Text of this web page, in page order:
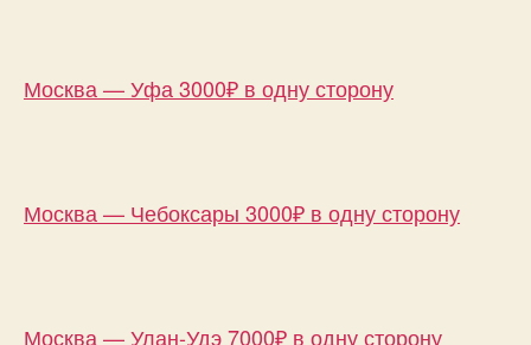
Москва — Уфа 3000₽ в одну сторону
Москва — Чебоксары 3000₽ в одну сторону
Москва — Улан-Удэ 7000₽ в одну сторону